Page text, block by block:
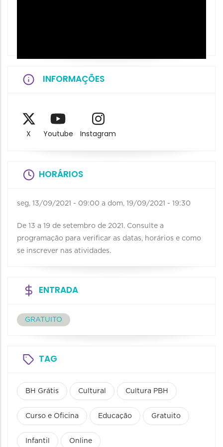
INFORMAÇÕES
X Youtube Instagram
HORÁRIOS
seg, 13/09/2021 - 09:00 a dom, 19/09/2021 - 19:30
De 13 a 19 de setembro de 2021. Consulte a
programação para verificar as datas, horários e como
se inscrever nas atividades.
ENTRADA
GRATUITO
TAG
BH Grátis Cultural Cultura PBH
Curso e Oficina Educação Gratuito
Infantil Online